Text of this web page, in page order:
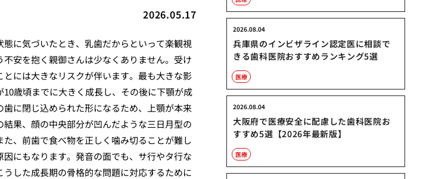
2026.05.17
に気づいたとき、乳歯だからといって楽観視
安を抱く親御さんは少なくありません。受け
には大きなリスクが伴います。最も大きな影
歳頃までに大きく成長し、その後に下顎が成
に閉じ込められた形になるため、上顎が本来
果、顔の中央部分が凹んだような三日月型の
、前歯で食べ物を正しく噛み切ることが難し
にもなります。発音の面でも、サ行やタ行な
した成長期の骨格的な問題に対応するために
兵庫県のインビザライン認定医に相談で
きる歯科医院おすすめランキング5選
2026.08.04
医療
大阪府で医療安全に配慮した歯科医院お
すすめ5選【2026年最新版】
2026.08.04
医療